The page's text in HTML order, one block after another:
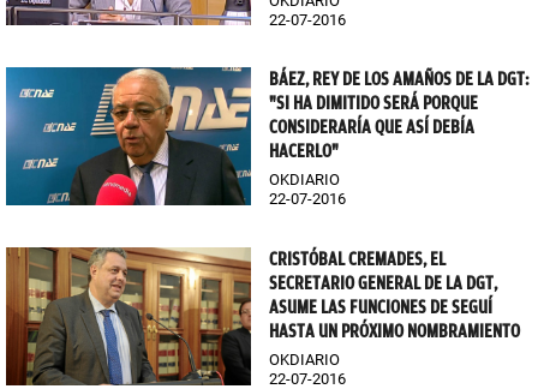
22-07-2016
BÁEZ, REY DE LOS AMAÑOS DE LA DGT:
"SI HA DIMITIDO SERÁ PORQUE
CONSIDERARÍA QUE ASÍ DEBÍA
HACERLO"
OKDIARIO
22-07-2016
CRISTÓBAL CREMADES, EL
SECRETARIO GENERAL DE LA DGT,
ASUME LAS FUNCIONES DE SEGUÍ
HASTA UN PRÓXIMO NOMBRAMIENTO
OKDIARIO
22-07-2016